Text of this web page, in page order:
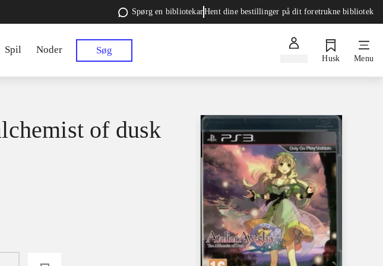
Spørg en bibliotekarHent dine bestillinger på dit foretrukne bibliotek
Spil Noder Søg
Husk Menu
of dusk